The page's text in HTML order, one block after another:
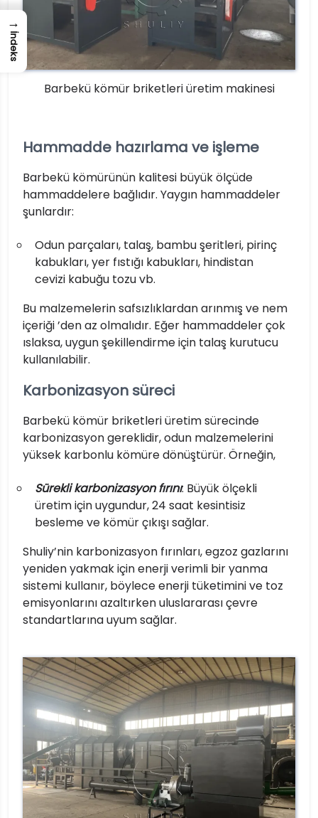
Barbekü kömür briketleri üretim makinesi
Hammadde hazırlama ve işleme
Barbekü kömürünün kalitesi büyük ölçüde
hammaddelere bağlıdır. Yaygın hammaddeler
şunlardır:
Odun parçaları, talaş, bambu şeritleri, pirinç
kabukları, yer fıstığı kabukları, hindistan
cevizi kabuğu tozu vb.
Bu malzemelerin safsızlıklardan arınmış ve nem
içeriği ’den az olmalıdır. Eğer hammaddeler çok
ıslaksa, uygun şekillendirme için talaş kurutucu
kullanılabilir.
Karbonizasyon süreci
Barbekü kömür briketleri üretim sürecinde
karbonizasyon gereklidir, odun malzemelerini
yüksek karbonlu kömüre dönüştürür. Örneğin,
Sürekli karbonizasyon fırını: Büyük ölçekli
üretim için uygundur, 24 saat kesintisiz
besleme ve kömür çıkışı sağlar.
Shuliy’nin karbonizasyon fırınları, egzoz gazlarını
yeniden yakmak için enerji verimli bir yanma
sistemi kullanır, böylece enerji tüketimini ve toz
emisyonlarını azaltırken uluslararası çevre
standartlarına uyum sağlar.
→
İndeks